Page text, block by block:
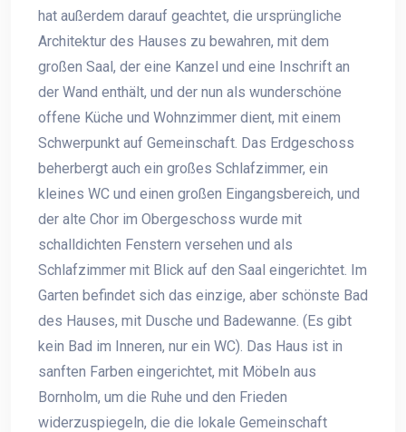
hat außerdem darauf geachtet, die ursprüngliche
Architektur des Hauses zu bewahren, mit dem
großen Saal, der eine Kanzel und eine Inschrift an
der Wand enthält, und der nun als wunderschöne
offene Küche und Wohnzimmer dient, mit einem
Schwerpunkt auf Gemeinschaft. Das Erdgeschoss
beherbergt auch ein großes Schlafzimmer, ein
kleines WC und einen großen Eingangsbereich, und
der alte Chor im Obergeschoss wurde mit
schalldichten Fenstern versehen und als
Schlafzimmer mit Blick auf den Saal eingerichtet. Im
Garten befindet sich das einzige, aber schönste Bad
des Hauses, mit Dusche und Badewanne. (Es gibt
kein Bad im Inneren, nur ein WC). Das Haus ist in
sanften Farben eingerichtet, mit Möbeln aus
Bornholm, um die Ruhe und den Frieden
widerzuspiegeln, die die lokale Gemeinschaft